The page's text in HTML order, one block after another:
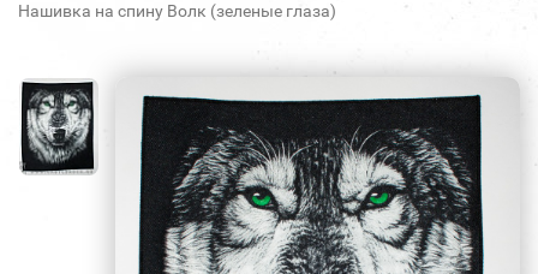
Нашивка на спину Волк (зеленые глаза)